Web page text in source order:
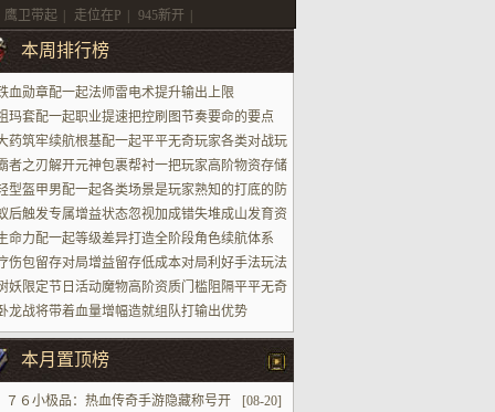
鹰卫带起 走位在P 945新开
本周排行榜
血勋章配一起法师雷电术提升输出上限
玛套配一起职业提速把控刷图节奏要命的要点
药筑牢续航根基配一起平平无奇玩家各类对战玩
景者之刃解开元神包裹帮衬一把玩家高阶物资存储
型盔甲男配一起各类场景是玩家熟知的打底的防
后触发专属增益状态忽视加成错失堆成山发育资
命力配一起等级差异打造全阶段角色续航体系
伤包留存对局增益留存低成本对局利好手法玩法
妖限定节日活动魔物高阶资质门槛阻隔平平无奇
加进场
龙战将带着血量增幅造就组队打输出优势
本月置顶榜
[08-20]
７６小极品：热血传奇手游隐藏称号开